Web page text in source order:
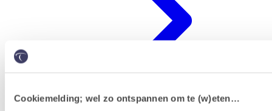
Cookiemelding; wel zo ontspannen om te (w)eten…